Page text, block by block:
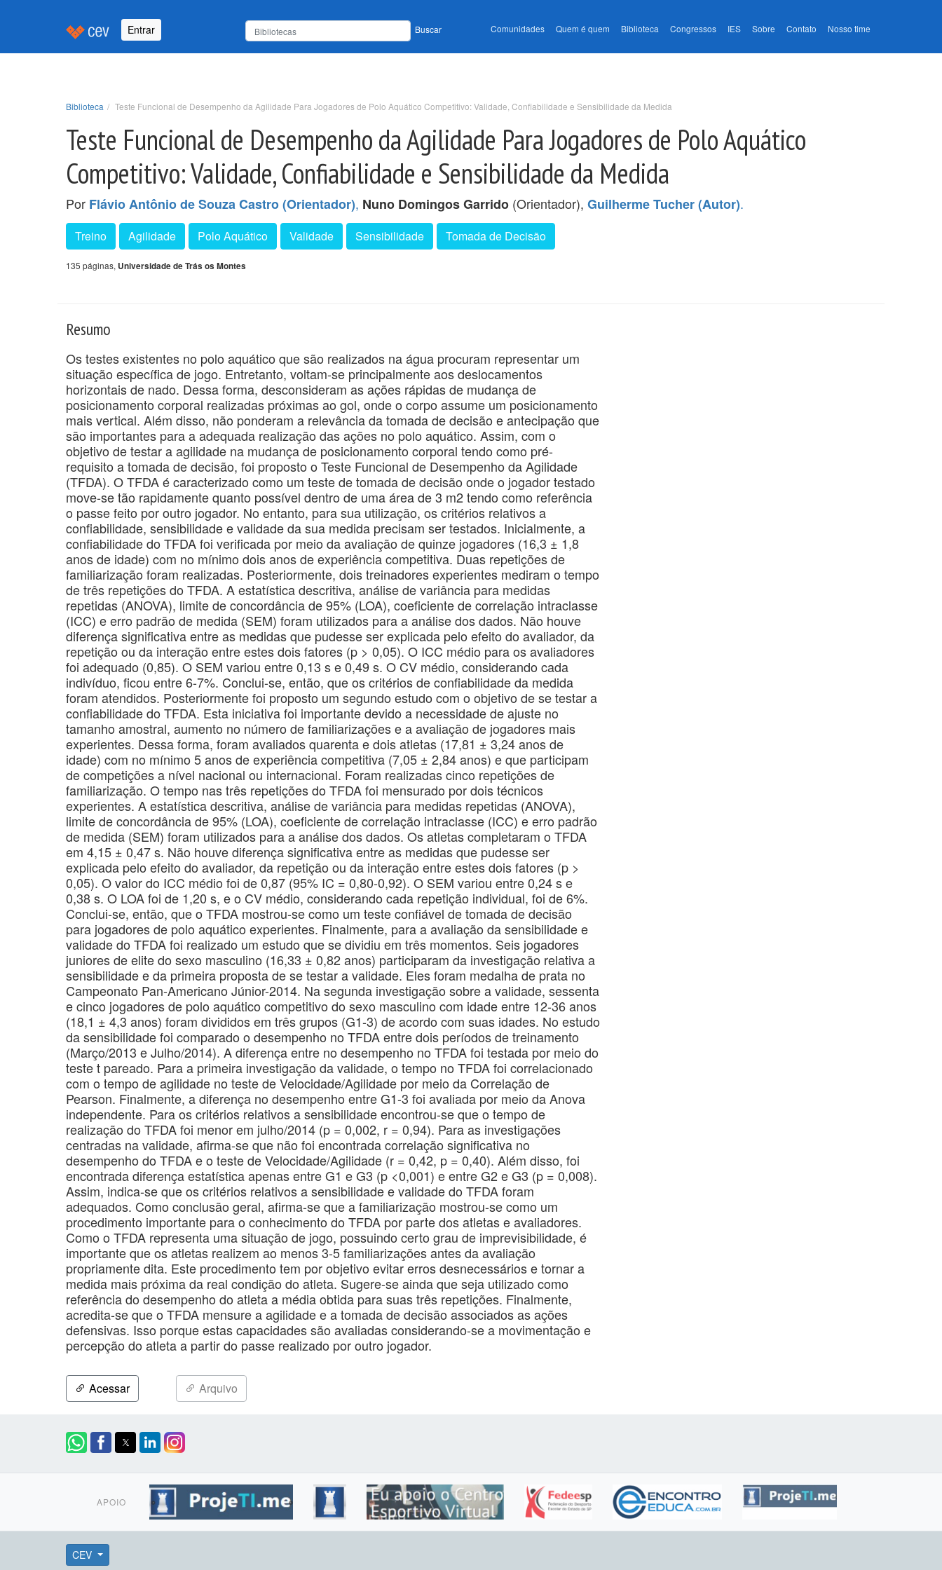
Entrar Buscar Comunidades Quem é quem Biblioteca Congressos IES Sobre Contato Nosso time
Biblioteca Teste Funcional de Desempenho da Agilidade Para Jogadores de Polo Aquático Competitivo: Validade, Confiabilidade e Sensibilidade da Medida
Teste Funcional de Desempenho da Agilidade Para Jogadores de Polo Aquático
Competitivo: Validade, Confiabilidade e Sensibilidade da Medida
Por Flávio Antônio de Souza Castro (Orientador), Nuno Domingos Garrido (Orientador), Guilherme Tucher (Autor).
Treino Agilidade Polo Aquático Validade Sensibilidade Tomada de Decisão
135 páginas, Universidade de Trás os Montes
Resumo
Os testes existentes no polo aquático que são realizados na água procuram representar um
situação específica de jogo. Entretanto, voltam-se principalmente aos deslocamentos
horizontais de nado. Dessa forma, desconsideram as ações rápidas de mudança de
posicionamento corporal realizadas próximas ao gol, onde o corpo assume um posicionamento
mais vertical. Além disso, não ponderam a relevância da tomada de decisão e antecipação que
são importantes para a adequada realização das ações no polo aquático. Assim, com o
objetivo de testar a agilidade na mudança de posicionamento corporal tendo como pré-
requisito a tomada de decisão, foi proposto o Teste Funcional de Desempenho da Agilidade
(TFDA). O TFDA é caracterizado como um teste de tomada de decisão onde o jogador testado
move-se tão rapidamente quanto possível dentro de uma área de 3 m2 tendo como referência
o passe feito por outro jogador. No entanto, para sua utilização, os critérios relativos a
confiabilidade, sensibilidade e validade da sua medida precisam ser testados. Inicialmente, a
confiabilidade do TFDA foi verificada por meio da avaliação de quinze jogadores (16,3 ± 1,8
anos de idade) com no mínimo dois anos de experiência competitiva. Duas repetições de
familiarização foram realizadas. Posteriormente, dois treinadores experientes mediram o tempo
de três repetições do TFDA. A estatística descritiva, análise de variância para medidas
repetidas (ANOVA), limite de concordância de 95% (LOA), coeficiente de correlação intraclasse
(ICC) e erro padrão de medida (SEM) foram utilizados para a análise dos dados. Não houve
diferença significativa entre as medidas que pudesse ser explicada pelo efeito do avaliador, da
repetição ou da interação entre estes dois fatores (p > 0,05). O ICC médio para os avaliadores
foi adequado (0,85). O SEM variou entre 0,13 s e 0,49 s. O CV médio, considerando cada
indivíduo, ficou entre 6-7%. Conclui-se, então, que os critérios de confiabilidade da medida
foram atendidos. Posteriormente foi proposto um segundo estudo com o objetivo de se testar a
confiabilidade do TFDA. Esta iniciativa foi importante devido a necessidade de ajuste no
tamanho amostral, aumento no número de familiarizações e a avaliação de jogadores mais
experientes. Dessa forma, foram avaliados quarenta e dois atletas (17,81 ± 3,24 anos de
idade) com no mínimo 5 anos de experiência competitiva (7,05 ± 2,84 anos) e que participam
de competições a nível nacional ou internacional. Foram realizadas cinco repetições de
familiarização. O tempo nas três repetições do TFDA foi mensurado por dois técnicos
experientes. A estatística descritiva, análise de variância para medidas repetidas (ANOVA),
limite de concordância de 95% (LOA), coeficiente de correlação intraclasse (ICC) e erro padrão
de medida (SEM) foram utilizados para a análise dos dados. Os atletas completaram o TFDA
em 4,15 ± 0,47 s. Não houve diferença significativa entre as medidas que pudesse ser
explicada pelo efeito do avaliador, da repetição ou da interação entre estes dois fatores (p >
0,05). O valor do ICC médio foi de 0,87 (95% IC = 0,80-0,92). O SEM variou entre 0,24 s e
0,38 s. O LOA foi de 1,20 s, e o CV médio, considerando cada repetição individual, foi de 6%.
Conclui-se, então, que o TFDA mostrou-se como um teste confiável de tomada de decisão
para jogadores de polo aquático experientes. Finalmente, para a avaliação da sensibilidade e
validade do TFDA foi realizado um estudo que se dividiu em três momentos. Seis jogadores
juniores de elite do sexo masculino (16,33 ± 0,82 anos) participaram da investigação relativa a
sensibilidade e da primeira proposta de se testar a validade. Eles foram medalha de prata no
Campeonato Pan-Americano Júnior-2014. Na segunda investigação sobre a validade, sessenta
e cinco jogadores de polo aquático competitivo do sexo masculino com idade entre 12-36 anos
(18,1 ± 4,3 anos) foram divididos em três grupos (G1-3) de acordo com suas idades. No estudo
da sensibilidade foi comparado o desempenho no TFDA entre dois períodos de treinamento
(Março/2013 e Julho/2014). A diferença entre no desempenho no TFDA foi testada por meio do
teste t pareado. Para a primeira investigação da validade, o tempo no TFDA foi correlacionado
com o tempo de agilidade no teste de Velocidade/Agilidade por meio da Correlação de
Pearson. Finalmente, a diferença no desempenho entre G1-3 foi avaliada por meio da Anova
independente. Para os critérios relativos a sensibilidade encontrou-se que o tempo de
realização do TFDA foi menor em julho/2014 (p = 0,002, r = 0,94). Para as investigações
centradas na validade, afirma-se que não foi encontrada correlação significativa no
desempenho do TFDA e o teste de Velocidade/Agilidade (r = 0,42, p = 0,40). Além disso, foi
encontrada diferença estatística apenas entre G1 e G3 (p <0,001) e entre G2 e G3 (p = 0,008).
Assim, indica-se que os critérios relativos a sensibilidade e validade do TFDA foram
adequados. Como conclusão geral, afirma-se que a familiarização mostrou-se como um
procedimento importante para o conhecimento do TFDA por parte dos atletas e avaliadores.
Como o TFDA representa uma situação de jogo, possuindo certo grau de imprevisibilidade, é
importante que os atletas realizem ao menos 3-5 familiarizações antes da avaliação
propriamente dita. Este procedimento tem por objetivo evitar erros desnecessários e tornar a
medida mais próxima da real condição do atleta. Sugere-se ainda que seja utilizado como
referência do desempenho do atleta a média obtida para suas três repetições. Finalmente,
acredita-se que o TFDA mensure a agilidade e a tomada de decisão associados as ações
defensivas. Isso porque estas capacidades são avaliadas considerando-se a movimentação e
percepção do atleta a partir do passe realizado por outro jogador.
Acessar Arquivo
APOIO
CEV